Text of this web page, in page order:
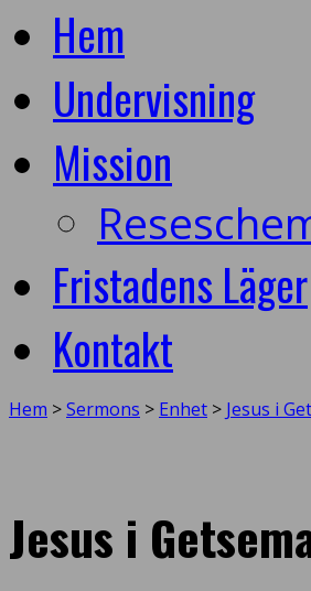
Hem
Undervisning
Mission
Fristadens Läger
Kontakt
Hem >Sermons > Enhet > Jesus i
Jesus i